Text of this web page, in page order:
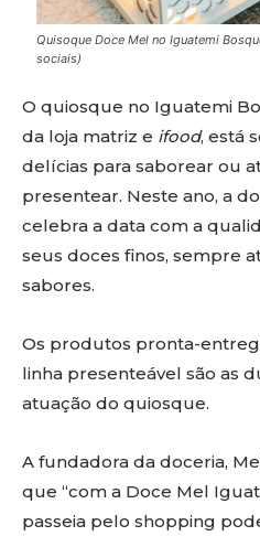
Quisoque Doce Mel no Iguatemi
sociais)
O quiosque no Iguatemi
da loja matriz e ifood, está
delícias para saborear ou
presentear. Neste ano, a
celebra a data com a
seus doces finos, sempre
sabores.
Os produtos pronta-
linha presenteável são as
atuação do quiosque.
A fundadora da doceria,
que “com a Doce Mel
passeia pelo shopping